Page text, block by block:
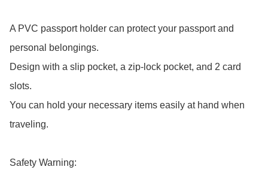
A PVC passport holder can protect your passport and
personal belongings.
Design with a slip pocket, a zip-lock pocket, and 2 card
slots.
You can hold your necessary items easily at hand when
traveling.
Safety Warning: